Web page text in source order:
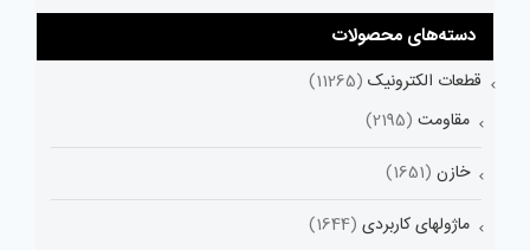
دسته‌های محصولات
قطعات الکترونیک (11265)
مقاومت (2195)
خازن (1651)
ماژولهای کاربردی (1644)